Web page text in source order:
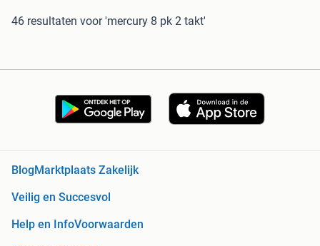
46 resultaten voor 'mercury 8 pk 2 takt'
BlogMarktplaats Zakelijk
Veilig en Succesvol
Help en InfoVoorwaarden